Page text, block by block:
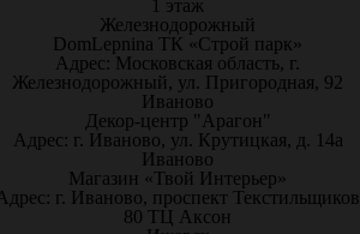
1 этаж
Железнодорожный
DomLepnina ТК «Строй парк»
Адрес: Московская область, г.
Железнодорожный, ул. Пригородная, 92
Иваново
Декор-центр "Арагон"
Адрес: г. Иваново, ул. Крутицкая, д. 14а
Иваново
Магазин «Твой Интерьер»
г. Иваново, проспект Текстильщиков
80 ТЦ Аксон